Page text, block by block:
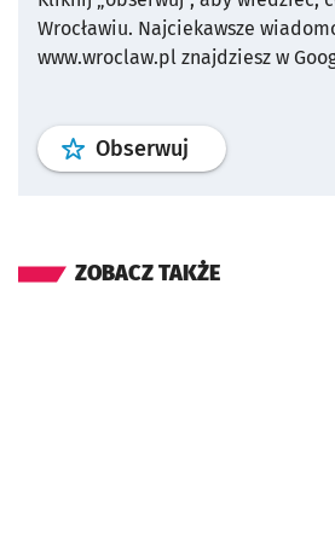
Wrocławiu. Najciekawsze
www.wroclaw.pl znajdziesz w
Obserwuj profil
ZOBACZ TAKŻE